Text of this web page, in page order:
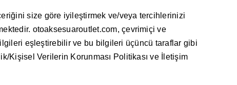
size göre iyileştirmek ve/veya tercihlerinizi
otoaksesuaroutlet.com, çevrimiçi ve
eşleştirebilir ve bu bilgileri üçüncü taraflar gibi
Kişisel Verilerin Korunması Politikası ve İletişim